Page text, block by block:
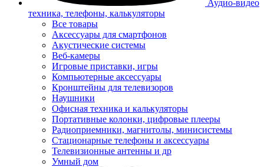
Аудио-видео
техника, телефоны, калькуляторы
Все товары
Аксессуары для смартфонов
Акустические системы
Веб-камеры
Игровые приставки, игры
Компьютерные аксессуары
Кронштейны для телевизоров
Наушники
Офисная техника и калькуляторы
Портативные колонки, цифровые плееры
Радиоприемники, магнитолы, минисистемы
Стационарные телефоны и аксессуары
Телевизионные антенны и др
Умный дом